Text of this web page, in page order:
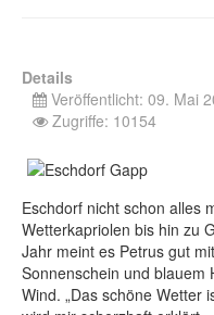
Details
Veröffentlicht: 09. Mai
Zugriffe: 10154
Eschdorf nicht schon alles
Wetterkapriolen bis hin zu
Jahr meint es Petrus gut
Sonnenschein und blauem
Wind. „Das schöne Wetter